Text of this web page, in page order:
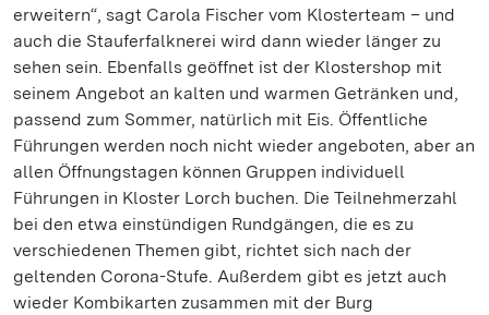
erweitern“, sagt Carola Fischer vom Klosterteam – und
auch die Stauferfalknerei wird dann wieder länger zu
sehen sein. Ebenfalls geöffnet ist der Klostershop mit
seinem Angebot an kalten und warmen Getränken und,
passend zum Sommer, natürlich mit Eis. Öffentliche
Führungen werden noch nicht wieder angeboten, aber an
allen Öffnungstagen können Gruppen individuell
Führungen in Kloster Lorch buchen. Die Teilnehmerzahl
bei den etwa einstündigen Rundgängen, die es zu
verschiedenen Themen gibt, richtet sich nach der
geltenden Corona-Stufe. Außerdem gibt es jetzt auch
wieder Kombikarten zusammen mit der Burg